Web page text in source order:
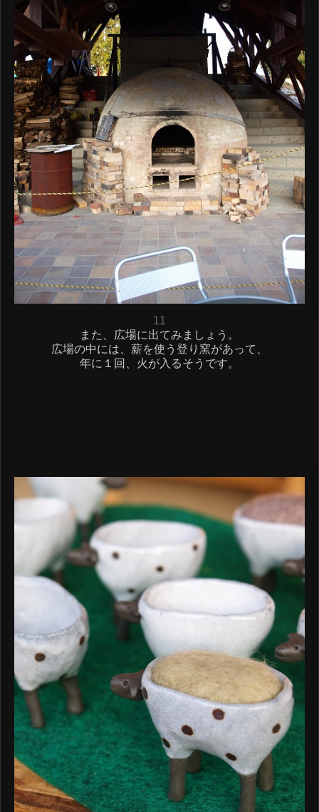
11
また、広場に出てみましょう。
広場の中には、薪を使う登り窯があって、
年に１回、火が入るそうです。